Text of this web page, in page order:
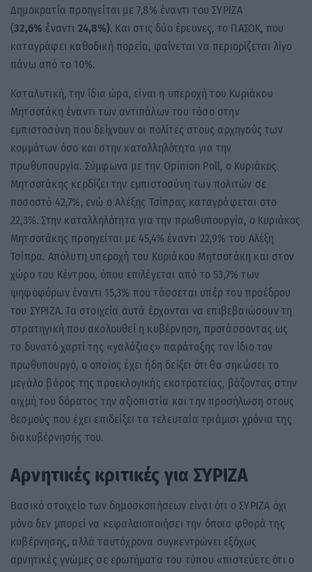
Δημοκρατία προηγείται με 7,8% έναντι του ΣΥΡΙΖΑ
(32,6% έναντι 24,8%). Και στις δύο έρευνες, το ΠΑΣΟΚ, που
καταγράφει καθοδική πορεία, φαίνεται να περιορίζεται λίγο
πάνω από το 10%.
Καταλυτική, την ίδια ώρα, είναι η υπεροχή του Κυριάκου
Μητσοτάκη έναντι των αντιπάλων του τόσο στην
εμπιστοσύνη που δείχνουν οι πολίτες στους αρχηγούς των
κομμάτων όσο και στην καταλληλότητα για την
πρωθυπουργία. Σύμφωνα με την Opinion Poll, ο Κυριάκος
Μητσοτάκης κερδίζει την εμπιστοσύνη των πολιτών σε
ποσοστό 42,7%, ενώ ο Αλέξης Τσίπρας καταγράφεται στο
22,3%. Στην καταλληλότητα για την πρωθυπουργία, ο Κυριάκος
Μητσοτάκης προηγείται με 45,4% έναντι 22,9% του Αλέξη
Τσίπρα. Απόλυτη υπεροχή του Κυριάκου Μητσοτάκη και στον
χώρο του Κέντρου, όπου επιλέγεται από το 53,7% των
ψηφοφόρων έναντι 15,3% που τάσσεται υπέρ του προέδρου
του ΣΥΡΙΖΑ. Τα στοιχεία αυτά έρχονται να επιβεβαιώσουν τη
στρατηγική που ακολουθεί η κυβέρνηση, προτάσσοντας ως
το δυνατό χαρτί της «γαλάζιας» παράταξης τον ίδιο τον
πρωθυπουργό, ο οποίος έχει ήδη δείξει ότι θα σηκώσει το
μεγάλο βάρος της προεκλογικής εκστρατείας, βάζοντας στην
αιχμή του δόρατος την αξιοπιστία και την προσήλωση στους
θεσμούς που έχει επιδείξει τα τελευταία τριάμισι χρόνια της
διακυβέρνησής του.
Αρνητικές κριτικές για ΣΥΡΙΖΑ
Βασικό στοιχείο των δημοσκοπήσεων είναι ότι ο ΣΥΡΙΖΑ όχι
μόνο δεν μπορεί να κεφαλαιοποιήσει την όποια φθορά της
κυβέρνησης, αλλά ταυτόχρονα συγκεντρώνει εξόχως
αρνητικές γνώμες σε ερωτήματα του τύπου «πιστεύετε ότι ο